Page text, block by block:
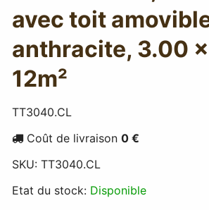
avec toit
anthracite, 3.00
12m²
TT3040.CL
Coût de livraison 0 €
SKU: TT3040.CL
Etat du stock: Disponible